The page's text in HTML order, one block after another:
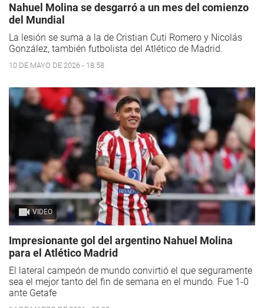
Nahuel Molina se desgarró a un mes del comienzo
del Mundial
La lesión se suma a la de Cristian Cuti Romero y Nicolás
González, también futbolista del Atlético de Madrid.
10 DE MAYO DE 2026 - 18:58
VIDEO
Impresionante gol del argentino Nahuel Molina
para el Atlético Madrid
El lateral campeón de mundo convirtió el que seguramente
sea el mejor tanto del fin de semana en el mundo. Fue 1-0
ante Getafe